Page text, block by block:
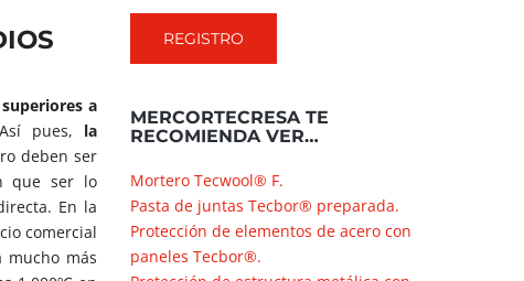
a
Así pues, la
deben ser
que ser lo
En la
comercial
más
MERCORTECRESA TE
RECOMIENDA VER…
Mortero Tecwool® F.
Pasta de juntas Tecbor® preparada.
Protección de elementos de acero con
paneles Tecbor®.